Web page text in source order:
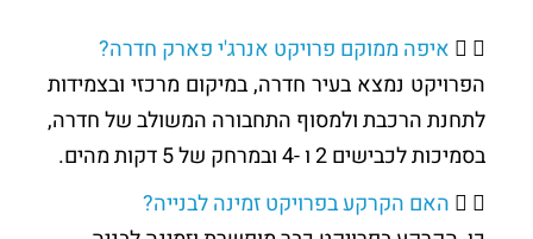
איפה ממוקם פרויקט אנרג'י פארק חדרה?
הפרויקט נמצא בעיר חדרה, במיקום מרכזי ובצמידות
לתחנת הרכבת ולמסוף התחבורה המשולב של חדרה,
בסמיכות לכבישים 2 ו -4 ובמרחק של 5 דקות מהים.
האם הקרקע בפרויקט זמינה לבנייה?